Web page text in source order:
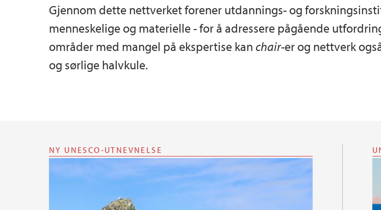
Gjennom dette nettverket forener utdannings- og
menneskelige og materielle - for å adressere pågående
områder med mangel på ekspertise kan chair-er og nettverk
og sørlige halvkule.
NY UNESCO-UTNEVNELSE